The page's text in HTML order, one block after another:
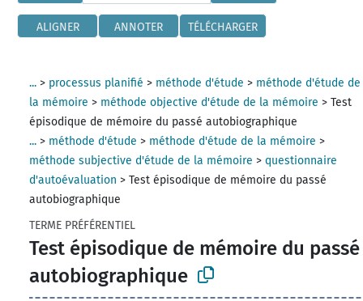
ALIGNER ANNOTER TÉLÉCHARGER
... > processus planifié > méthode d'étude > méthode d'étude de
la mémoire > méthode objective d'étude de la mémoire >Test
épisodique de mémoire du passé autobiographique
... > méthode d'étude > méthode d'étude de la mémoire >
méthode subjective d'étude de la mémoire >questionnaire
d'autoévaluation >Test épisodique de mémoire du passé
autobiographique
TERME PRÉFÉRENTIEL
Test épisodique de mémoire du passé
autobiographique